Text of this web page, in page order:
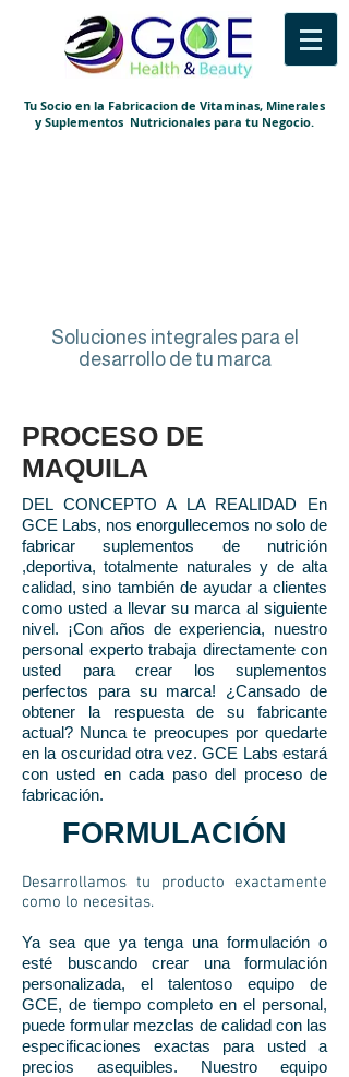
Tu Socio en la Fabricacion de Vitaminas, Minerales
y Suplementos Nutricionales para tu Negocio.
Soluciones integrales para el
desarrollo de tu marca
PROCESO DE
MAQUILA
DEL CONCEPTO A LA REALIDAD En
GCE Labs, nos enorgullecemos no solo de
fabricar suplementos de nutrición
,deportiva, totalmente naturales y de alta
calidad, sino también de ayudar a clientes
como usted a llevar su marca al siguiente
nivel. ¡Con años de experiencia, nuestro
personal experto trabaja directamente con
usted para crear los suplementos
perfectos para su marca! ¿Cansado de
obtener la respuesta de su fabricante
actual? Nunca te preocupes por quedarte
en la oscuridad otra vez. GCE Labs estará
con usted en cada paso del proceso de
fabricación.
FORMULACIÓN
Desarrollamos tu producto exactamente
como lo necesitas.
Ya sea que ya tenga una formulación o
esté buscando crear una formulación
personalizada, el talentoso equipo de
GCE, de tiempo completo en el personal,
puede formular mezclas de calidad con las
especificaciones exactas para usted a
precios asequibles. Nuestro equipo